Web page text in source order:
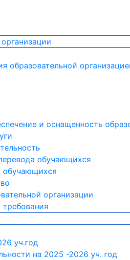
образовательной
и оснащенность
обучающихся
организации
уч.год
на 2025 -2026 уч. год